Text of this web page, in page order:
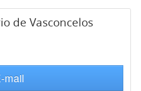
de Vasconcelos
mail